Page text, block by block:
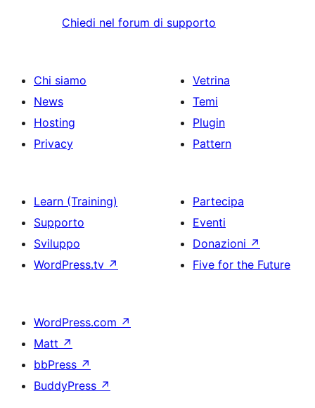
Chiedi nel forum di supporto
Chi siamo
News
Hosting
Privacy
Vetrina
Temi
Plugin
Pattern
Learn (Training)
Supporto
Sviluppo
WordPress.tv ↗
Partecipa
Eventi
Donazioni ↗
Five for the Future
WordPress.com ↗
Matt ↗
bbPress ↗
BuddyPress ↗